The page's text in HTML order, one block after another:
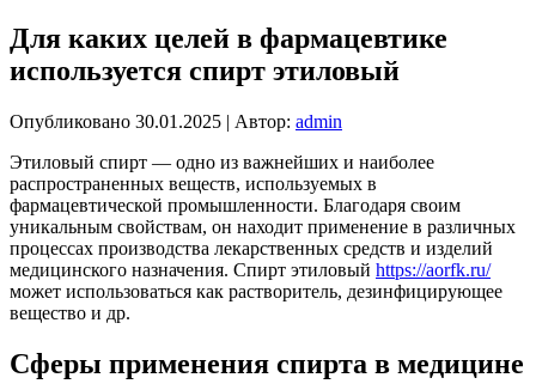
Для каких целей в фармацевтике
используется спирт этиловый
Опубликовано 30.01.2025 | Автор: admin
Этиловый спирт — одно из важнейших и наиболее
распространенных веществ, используемых в
фармацевтической промышленности. Благодаря своим
уникальным свойствам, он находит применение в различных
процессах производства лекарственных средств и изделий
медицинского назначения. Спирт этиловый https://aorfk.ru/
может использоваться как растворитель, дезинфицирующее
вещество и др.
Сферы применения спирта в медицине